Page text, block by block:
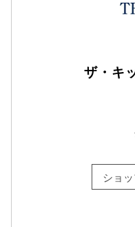
ザ・キ
ショ